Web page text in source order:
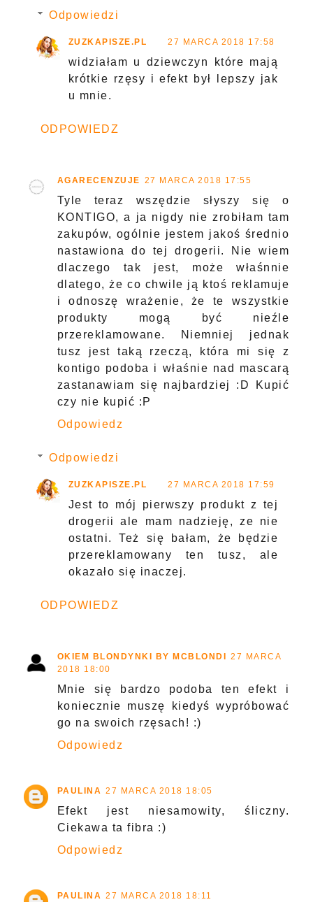
Odpowiedzi
ZUZKAPISZE.PL 27 MARCA 2018 17:58
widziałam u dziewczyn które mają
krótkie rzęsy i efekt był lepszy jak
u mnie.
ODPOWIEDZ
AGARECENZUJE 27 MARCA 2018 17:55
Tyle teraz wszędzie słyszy się o
KONTIGO, a ja nigdy nie zrobiłam tam
zakupów, ogólnie jestem jakoś średnio
nastawiona do tej drogerii. Nie wiem
dlaczego tak jest, może właśnnie
dlatego, że co chwile ją ktoś reklamuje
i odnoszę wrażenie, że te wszystkie
produkty mogą być nieźle
przereklamowane. Niemniej jednak
tusz jest taką rzeczą, która mi się z
kontigo podoba i właśnie nad mascarą
zastanawiam się najbardziej :D Kupić
czy nie kupić :P
Odpowiedz
Odpowiedzi
ZUZKAPISZE.PL 27 MARCA 2018 17:59
Jest to mój pierwszy produkt z tej
drogerii ale mam nadzieję, ze nie
ostatni. Też się bałam, że będzie
przereklamowany ten tusz, ale
okazało się inaczej.
ODPOWIEDZ
OKIEM BLONDYNKI BY MCBLONDI
27 MARCA
2018 18:00
Mnie się bardzo podoba ten efekt i
koniecznie muszę kiedyś wypróbować
go na swoich rzęsach! :)
Odpowiedz
PAULINA 27 MARCA 2018 18:05
Efekt jest niesamowity, śliczny.
Ciekawa ta fibra :)
Odpowiedz
PAULINA 27 MARCA 2018 18:11